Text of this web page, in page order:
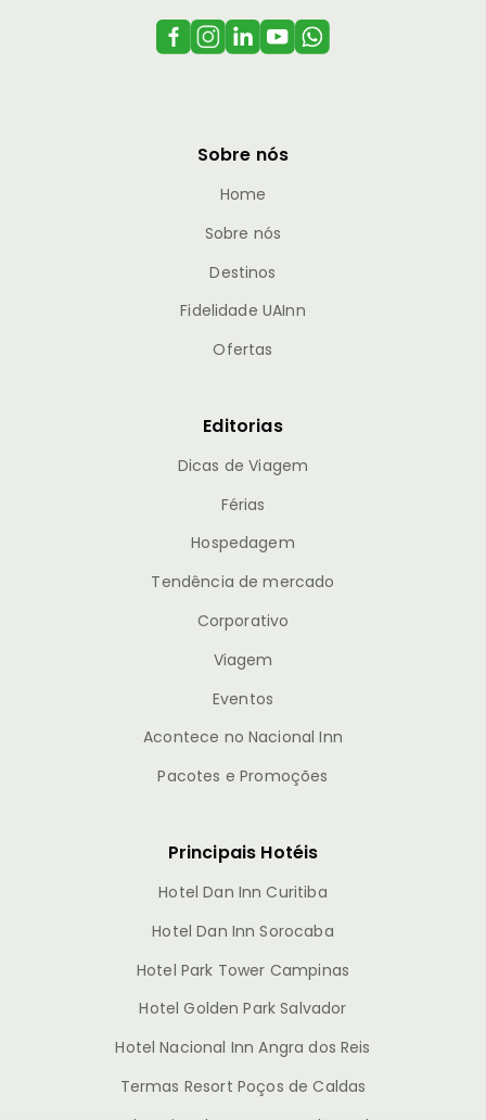
Sobre nós
Home
Sobre nós
Destinos
Fidelidade UAInn
Ofertas
Editorias
Dicas de Viagem
Férias
Hospedagem
Tendência de mercado
Corporativo
Viagem
Eventos
Acontece no Nacional Inn
Pacotes e Promoções
Principais Hotéis
Hotel Dan Inn Curitiba
Hotel Dan Inn Sorocaba
Hotel Park Tower Campinas
Hotel Golden Park Salvador
Hotel Nacional Inn Angra dos Reis
Termas Resort Poços de Caldas